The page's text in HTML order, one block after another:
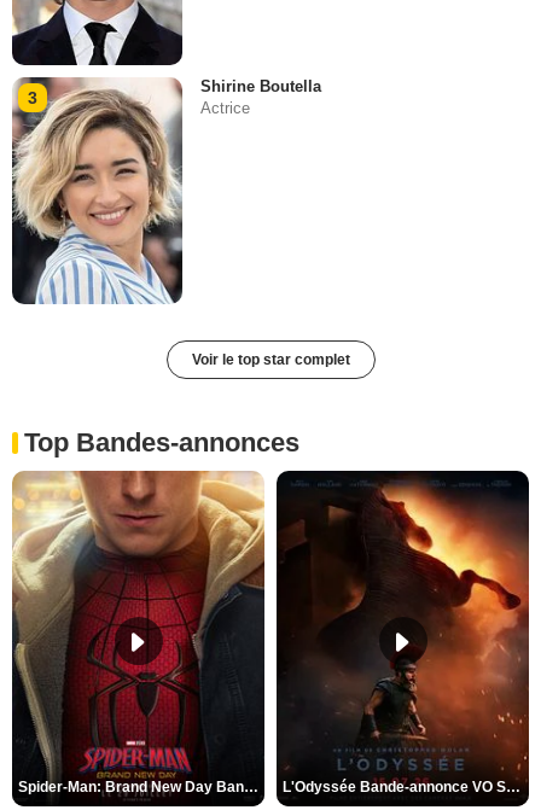
3
Shirine Boutella
Actrice
Voir le top star complet
Top Bandes-annonces
Spider-Man: Brand New Day Bande-annonce VO STFR L'Odyssée Bande-annonce VO STFR